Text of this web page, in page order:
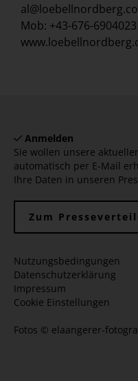
Mob: +43-676-6904023
Anmelden
Sie wollen unsere
automatisch per E-Mail
Ihre Daten in unseren
Zum
Nutzungsbedingungen
Datenschutzerklärung
Impressum
Cookie Einstellungen
Fotos © elaangerer-